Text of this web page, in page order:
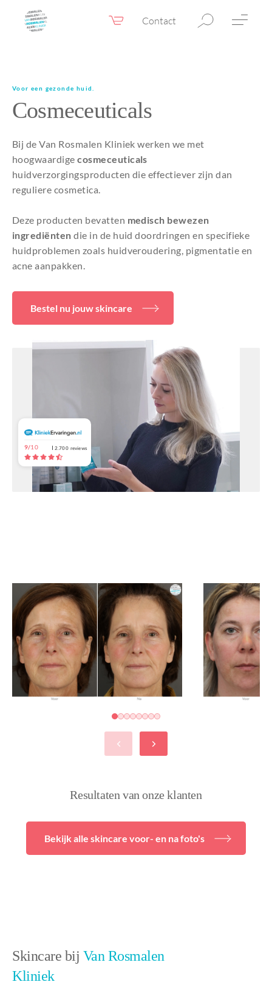
Contact
Webshop NL
Huidtherapie
Chirurgie
Confidence Booster®
Tarieven
Blogs
9/10 2.700 reviews
Voor een gezonde huid.
Cosmeceuticals
Bij de Van Rosmalen Kliniek werken we met
hoogwaardigecosmeceuticals
huidverzorgingsproducten die effectiever zijn dan
reguliere cosmetica.
Deze producten bevatten medisch bewezen
ingrediënten die in de huid doordringen en specifieke
huidproblemen zoals huidveroudering, pigmentatie en
acne aanpakken.
Bestel nu jouw skincare
Resultaten van onze klanten
Bekijk alle skincare voor- en na foto's
Skincare bij Van Rosmalen
Kliniek